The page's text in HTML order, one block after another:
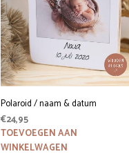
Polaroid / naam & datum
€24,95
TOEVOEGEN AAN
WINKELWAGEN